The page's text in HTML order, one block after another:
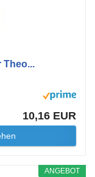
Theo...
10,16 EUR
ANGEBOT